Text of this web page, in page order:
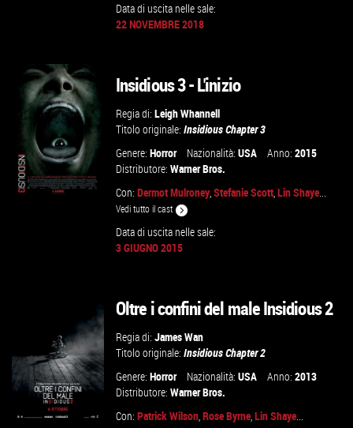
VAI ALLA SCHEDA
Data di uscita nelle sale:
22 NOVEMBRE 2018
Insidious 3 - L'inizio
Regia di:Leigh Whannell
Titolo originale:Insidious Chapter 3
Genere:Horror Nazionalità:USA Anno:2015
Distributore:Warner Bros.
Con:Dermot Mulroney,Stefanie Scott,Lin Shaye...
Vedi tutto il cast
Data di uscita nelle sale:
3 GIUGNO 2015
Oltre i confini del male Insidious 2
Regia di:James Wan
Titolo originale:Insidious Chapter 2
Genere:Horror Nazionalità:USA Anno:2013
Distributore:Warner Bros.
Con:Patrick Wilson,Rose Byrne,Lin Shaye...